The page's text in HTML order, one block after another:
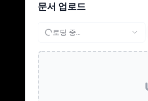
문서 업로드
로딩 중...